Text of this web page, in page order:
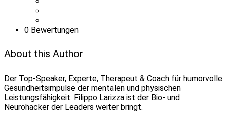
0 Bewertungen
About this Author
Der Top-Speaker, Experte, Therapeut & Coach für humorvolle
Gesundheitsimpulse der mentalen und physischen
Leistungsfähigkeit. Filippo Larizza ist der Bio- und
Neurohacker der Leaders weiter bringt.